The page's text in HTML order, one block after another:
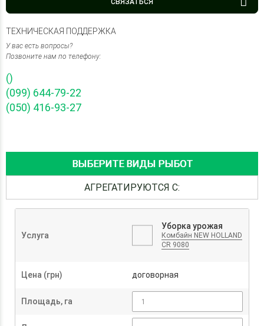
СВЯЗАТЬСЯ
ТЕХНИЧЕСКАЯ ПОДДЕРЖКА
У вас есть вопросы?
Позвоните нам по телефону:
()
(099) 644-79-22
(050) 416-93-27
ВЫБЕРИТЕ ВИДЫ РЫБОТ
АГРЕГАТИРУЮТСЯ С:
Услуга
Уборка урожая
Комбайн NEW HOLLAND
CR 9080
Цена (грн) договорная
Площадь, га